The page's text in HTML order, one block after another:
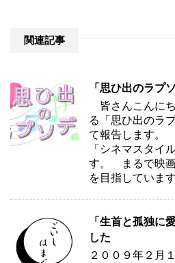
関連記事
「思ひ出のラプ
皆さんこんに
る「思ひ出のラ
て報告します。
「シネマスタイ
す。 まるで映
を目指していま
「生首と孤独
した
２００９年２月